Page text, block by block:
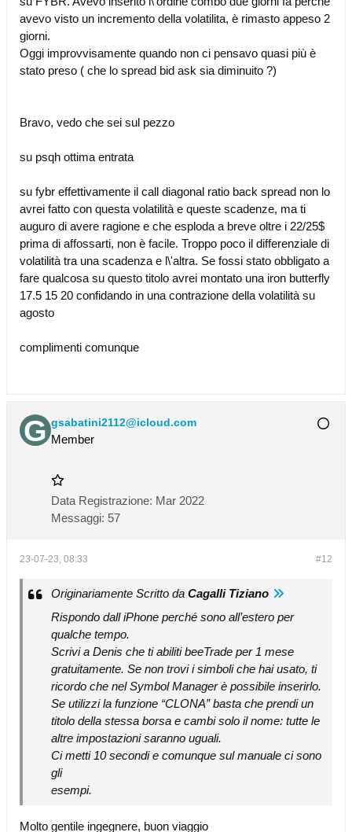
avevo visto un incremento della volatilita, è rimasto appeso 2
giorni.
Oggi improvvisamente quando non ci pensavo quasi più è
stato preso ( che lo spread bid ask sia diminuito ?)
Bravo, vedo che sei sul pezzo
su psqh ottima entrata
su fybr effettivamente il call diagonal ratio back spread non lo
avrei fatto con questa volatilità e queste scadenze, ma ti
auguro di avere ragione e che esploda a breve oltre i 22/25$
prima di affossarti, non è facile. Troppo poco il differenziale di
volatilità tra una scadenza e l\'altra. Se fossi stato obbligato a
fare qualcosa su questo titolo avrei montato una iron butterfly
17.5 15 20 confidando in una contrazione della volatilità su
agosto
complimenti comunque
gsabatini2112@icloud.com
Member
Data Registrazione: Mar 2022
Messaggi: 57
#12
23-07-23, 08:33
Originariamente Scritto da Cagalli Tiziano
Rispondo dall iPhone perché sono all’estero per
qualche tempo.
Scrivi a Denis che ti abiliti beeTrade per 1 mese
gratuitamente. Se non trovi i simboli che hai usato, ti
ricordo che nel Symbol Manager è possibile inserirlo.
Se utilizzi la funzione “CLONA” basta che prendi un
titolo della stessa borsa e cambi solo il nome: tutte le
altre impostazioni saranno uguali.
Ci metti 10 secondi e comunque sul manuale ci sono
gli
esempi.
Molto gentile ingegnere, buon viaggio